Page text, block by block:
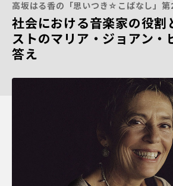
高坂はる香の「思いつき☆こばなし」
社会における音楽家の役割
ストのマリア・ジョアン・
答え